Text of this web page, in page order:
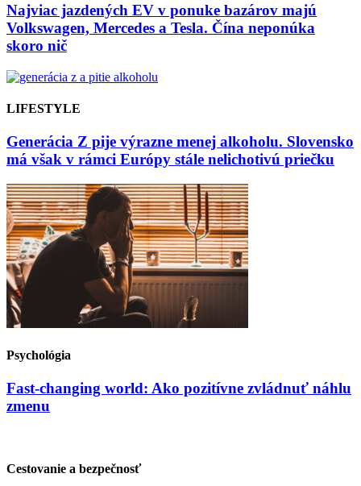
Najviac jazdených EV v ponuke bazárov majú
Volkswagen, Mercedes a Tesla. Čína neponúka
skoro nič
LIFESTYLE
Generácia Z pije výrazne menej alkoholu. Slovensko
má však v rámci Európy stále nelichotivú priečku
Psychológia
Fast-changing world: Ako pozitívne zvládnuť náhlu
zmenu
Cestovanie a bezpečnosť